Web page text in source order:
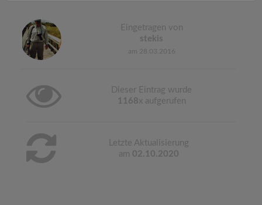
Eingetragen von
stekis
am 28.03.2016
Dieser Eintrag wurde
1168x aufgerufen
Letzte Aktualisierung
am 02.10.2020
o
n